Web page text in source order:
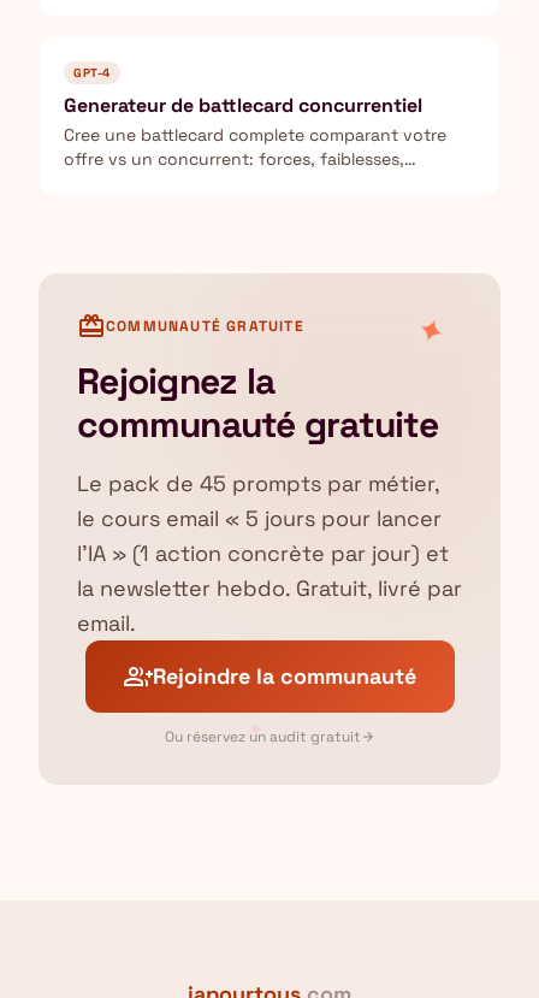
GPT-4
Generateur de battlecard concurrentiel
Cree une battlecard complete comparant votre
offre vs un concurrent: forces, faiblesses,
✦
✦
card_giftcardCOMMUNAUTÉ GRATUITE
Rejoignez la
communauté gratuite
Le pack de 45 prompts par métier,
le cours email « 5 jours pour lancer
l'IA » (1 action concrète par jour) et
la newsletter hebdo. Gratuit, livré par
email.
group_addRejoindre la communauté
Ou réservez un audit gratuit arrow_forward